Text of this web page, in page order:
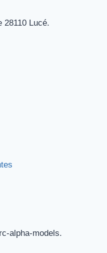
28110 Lucé.
alpha-models.